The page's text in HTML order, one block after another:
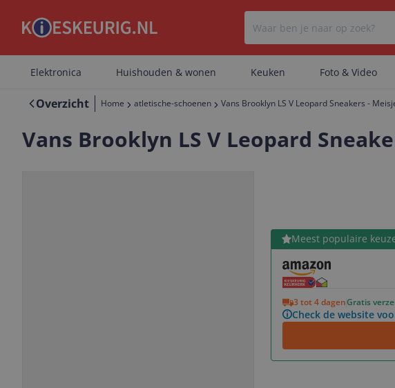
Er zijn
Er zijn
Elektronica Huishouden & wonen Keuken Foto & Video
Overzicht Home atletische-schoenen Vans Brooklyn LS V Leopard Sneakers -
Vans Brooklyn LS V Leopard
Meest populaire
3 tot 4 dagenGratis
Check de website
Bekijk product